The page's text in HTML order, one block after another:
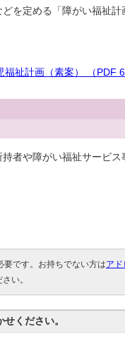
を定める「障がい福祉計
祉計画（素案） （PDF
者や障がい福祉サービス
です。お持ちでない方はアド
い。
ください。